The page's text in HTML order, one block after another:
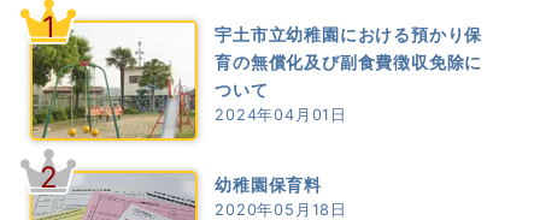
1
宇土市立幼稚園における預かり保
育の無償化及び副食費徴収免除に
ついて
2024年04月01日
2 幼稚園保育料
2020年05月18日